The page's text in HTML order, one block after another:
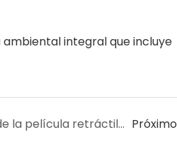
integral que incluye
¿Se habla muy bien de la película retráctil Lin-Yangheat? Próximo